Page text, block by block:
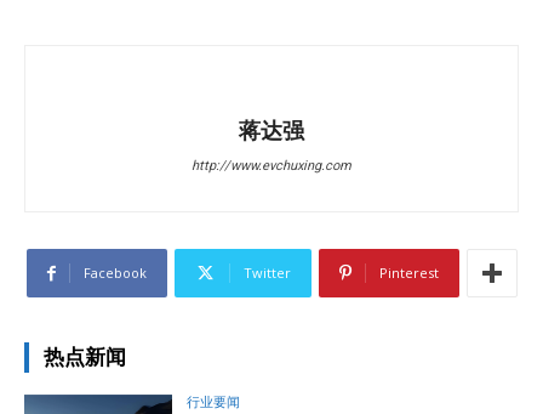
蒋达强
http://www.evchuxing.com
Facebook Twitter Pinterest
热点新闻
行业要闻